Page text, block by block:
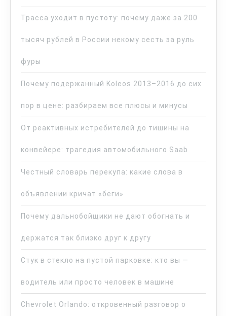
Трасса уходит в пустоту: почему даже за 200
тысяч рублей в России некому сесть за руль
фуры
Почему подержанный Koleos 2013–2016 до сих
пор в цене: разбираем все плюсы и минусы
От реактивных истребителей до тишины на
конвейере: трагедия автомобильного Saab
Честный словарь перекупа: какие слова в
объявлении кричат «беги»
Почему дальнобойщики не дают обогнать и
держатся так близко друг к другу
Стук в стекло на пустой парковке: кто вы —
водитель или просто человек в машине
Chevrolet Orlando: откровенный разговор о